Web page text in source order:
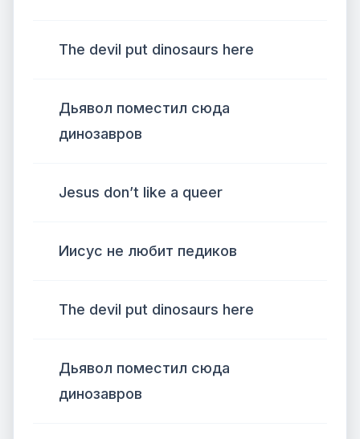
The devil put dinosaurs here
Дьявол поместил сюда
динозавров
Jesus don’t like a queer
Иисус не любит педиков
The devil put dinosaurs here
Дьявол поместил сюда
динозавров